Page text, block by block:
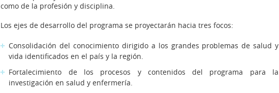
como de la profesión y disciplina.
Los ejes de desarrollo del programa se proyectarán hacia tres focos:
Consolidación del conocimiento dirigido a los grandes problemas de salud y
vida identificados en el país y la región.
Fortalecimiento de los procesos y contenidos del programa para la
investigación en salud y enfermería.